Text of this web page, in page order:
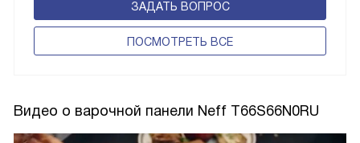
ЗАДАТЬ ВОПРОС
ПОCМОТРЕТЬ ВСЕ
Видео о варочной панели Neff T66S66N0RU